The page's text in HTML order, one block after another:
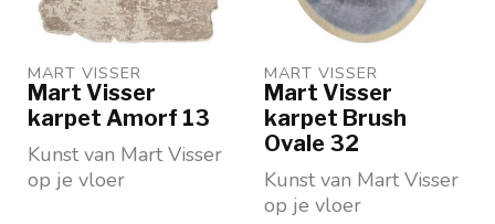
MART VISSER
Mart Visser
karpet Amorf 13
Kunst van Mart Visser
op je vloer
MART VISSER
Mart Visser
karpet Brush
Ovale 32
Kunst van Mart Visser
op je vloer